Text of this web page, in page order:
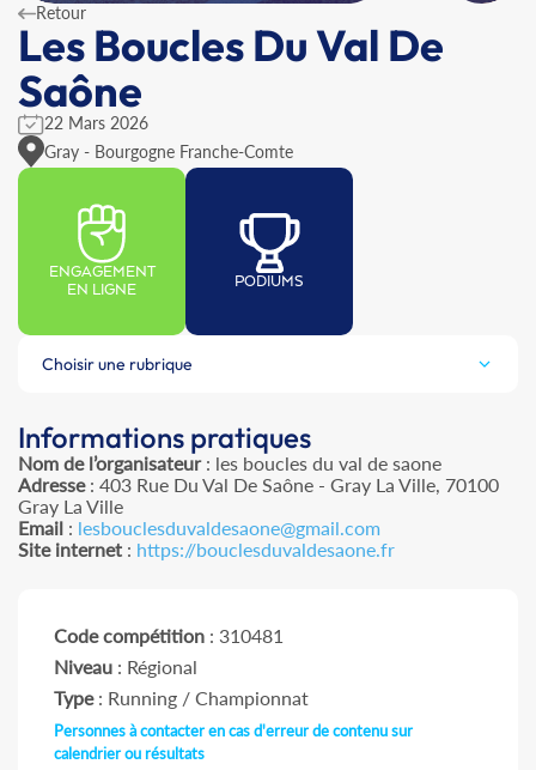
Retour
Les Boucles Du Val De
Saône
22 Mars 2026
Gray - Bourgogne Franche-Comte
ENGAGEMENT
EN LIGNE
PODIUMS
Choisir une rubrique
Informations pratiques
Nom de l’organisateur: les boucles du val de saone
Adresse: 403 Rue Du Val De Saône - Gray La Ville, 70100
Gray La Ville
Email : lesbouclesduvaldesaone@gmail.com
Site internet : https://bouclesduvaldesaone.fr
Code compétition : 310481
Niveau : Régional
Type: Running / Championnat
Personnes à contacter en cas d'erreur de contenu sur
calendrier ou résultats